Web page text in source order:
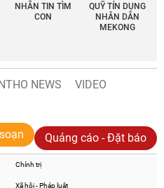
NHẮN TIN TÌM
CON
QUỸ TÍN DỤNG
NHÂN DÂN
MEKONG
NEWS
VIDEO
Quảng cáo - Đặt báo
Chính trị
Xã hội - Pháp luật